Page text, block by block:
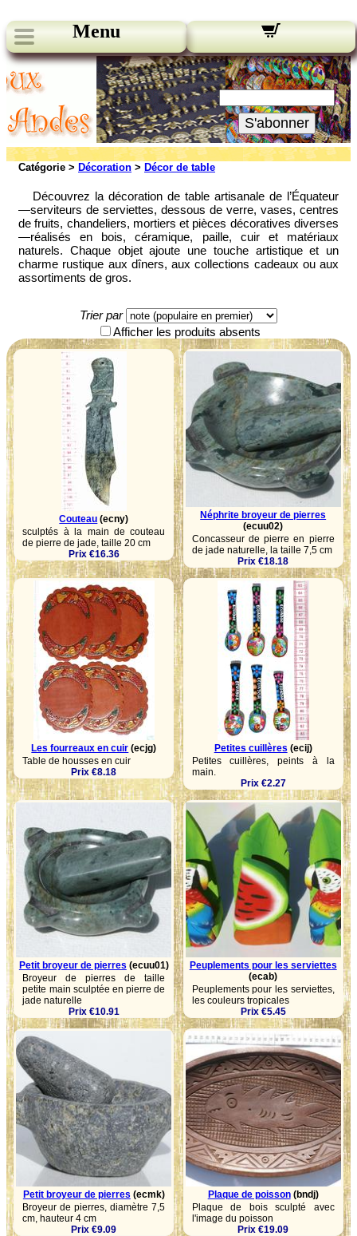
Menu
Nos bulletins:
Votre Email:
S'abonner
Catégorie > Décoration > Décor de table
Découvrez la décoration de table artisanale de l’Équateur
—serviteurs de serviettes, dessous de verre, vases, centres
de fruits, chandeliers, mortiers et pièces décoratives diverses
—réalisés en bois, céramique, paille, cuir et matériaux
naturels. Chaque objet ajoute une touche artistique et un
charme rustique aux dîners, aux collections cadeaux ou aux
assortiments de gros.
Trier par
Afficher les produits absents
Couteau (ecny)
sculptés à la main de couteau
de pierre de jade, taille 20 cm
Prix €16.36
Néphrite broyeur de pierres
(ecuu02)
Concasseur de pierre en pierre
de jade naturelle, la taille 7,5 cm
Prix €18.18
Les fourreaux en cuir (ecjg)
Table de housses en cuir
Prix €8.18
Petites cuillères (ecij)
Petites cuillères, peints à la
main.
Prix €2.27
Petit broyeur de pierres (ecuu01)
Broyeur de pierres de taille
petite main sculptée en pierre de
jade naturelle
Prix €10.91
Peuplements pour les serviettes
(ecab)
Peuplements pour les serviettes,
les couleurs tropicales
Prix €5.45
Petit broyeur de pierres (ecmk)
Broyeur de pierres, diamètre 7,5
cm, hauteur 4 cm
Prix €9.09
Plaque de poisson(bndj)
Plaque de bois sculpté avec
l'image du poisson
Prix €19.09